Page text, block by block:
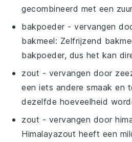
gecombineerd met een
bakpoeder - vervangen
bakmeel: Zelfrijzend
bakpoeder, dus het kan
zout - vervangen door
een iets andere smaak en
dezelfde hoeveelheid
zout - vervangen door
Himalayazout heeft een